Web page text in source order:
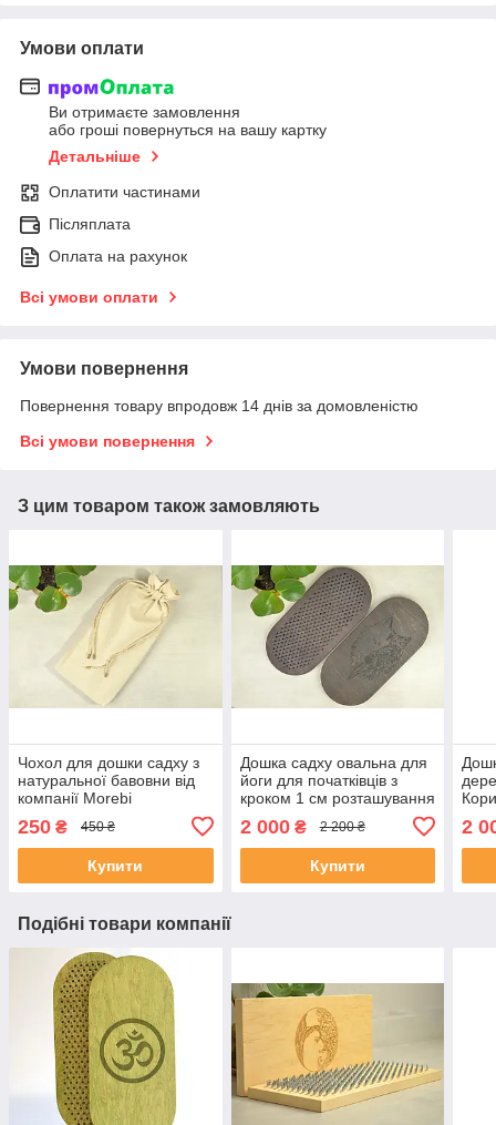
Умови оплати
Ви отримаєте замовлення
або гроші повернуться на вашу картку
Детальніше
Оплатити частинами
Післяплата
Оплата на рахунок
Всі умови оплати
Умови повернення
Повернення товару впродовж 14 днів за домовленістю
Всі умови повернення
З цим товаром також замовляють
Чохол для дошки садху з
натуральної бавовни від
компанії Morebi
250 ₴ 450 ₴
Купити
Дошка садху овальна для
йоги для початківців з
кроком 1 см розташування
2 000₴ 2 200 ₴
Купити
2
Подібні товари компанії